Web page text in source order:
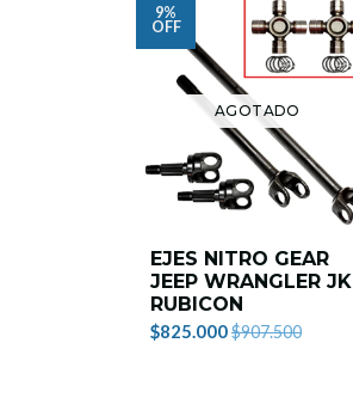
9%
OFF
AGOTADO
EJES NITRO GEAR
JEEP WRANGLER JK
RUBICON
$825.000$907.500